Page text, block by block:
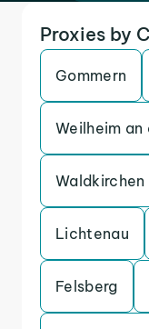
Proxies by
Gommern
Weilheim an
Waldkirchen
Lichtenau
Felsberg